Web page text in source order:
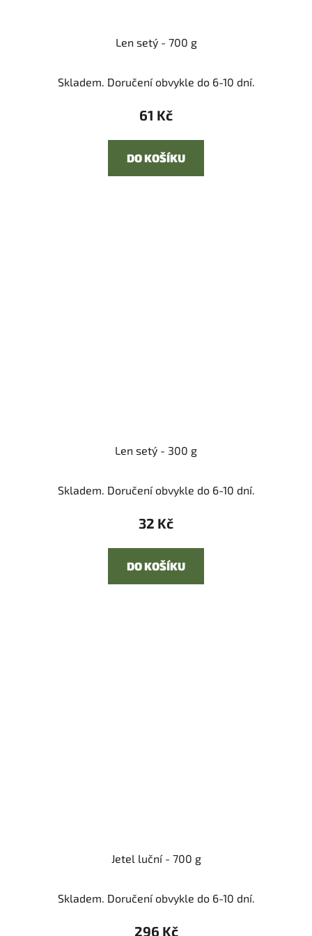
Len setý - 700 g
Skladem. Doručení obvykle do 6-10 dní.
61 Kč
DO KOŠÍKU
Len setý - 300 g
Skladem. Doručení obvykle do 6-10 dní.
32 Kč
DO KOŠÍKU
Jetel luční - 700 g
Skladem. Doručení obvykle do 6-10 dní.
296 Kč